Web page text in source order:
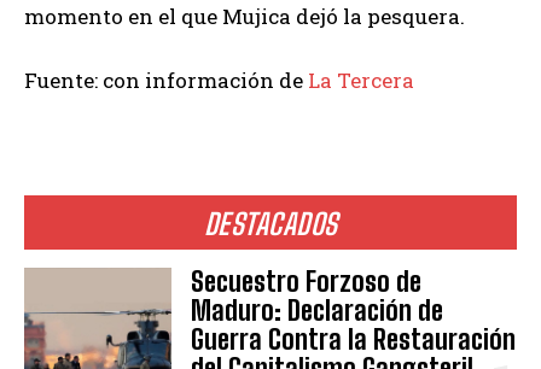
DESTACADOS
Secuestro Forzoso de
Maduro: Declaración de
Guerra Contra la Restauración
momento en el que Mujica dejó la pesquera.
Fuente: con información de La Tercera